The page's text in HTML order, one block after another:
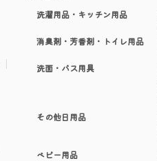
洗濯用品・キッチン用品
消臭剤・芳香剤・トイレ用品
洗面・バス用具
その他日用品
ベビー用品